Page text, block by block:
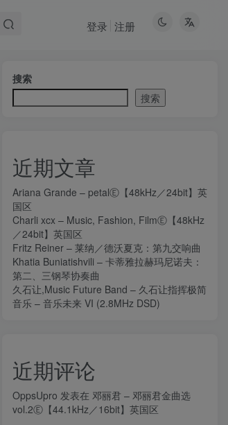
登录 注册
搜索
搜索
近期文章
Ariana Grande – petalⒺ【48kHz／24bit】英
国区
Charli xcx – Music, Fashion, FilmⒺ【48kHz
／24bit】英国区
Fritz Reiner – 莱纳／德沃夏克：第九交响曲
Khatia Buniatishvili – 卡蒂雅拉赫玛尼诺夫：
第二、三钢琴协奏曲
久石让,Music Future Band – 久石让指挥极简
音乐 – 音乐未来 VI (2.8MHz DSD)
近期评论
OppsUpro 发表在 邓丽君 – 邓丽君金曲选
vol.2Ⓔ【44.1kHz／16bit】英国区